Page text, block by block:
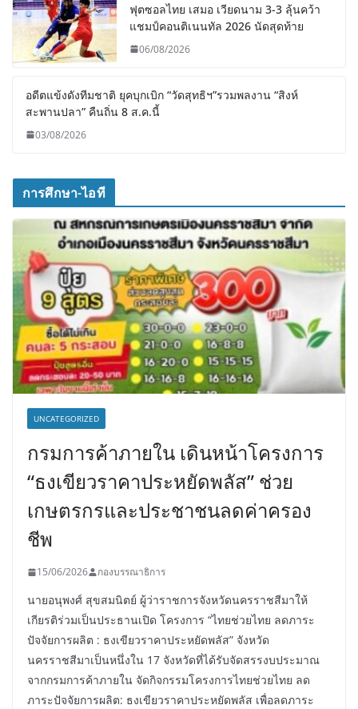
ฟุตซอลไทย เสมอ เวียดนาม 3-3 ลุ้นคว้า
แชมป์คอนติเนนทัล 2026 นัดสุดท้าย
06/08/2026
อดีตแข้งดังทีมชาติ ยุคบุกเบิก “วัดสุทธิฯ”รวมพลงาน “สิงห์
สะพานปลา” คืนถิ่น 8 ส.ค.นี้
03/08/2026
การศึกษา-ไอที
UNCATEGORIZED
กรมการค้าภายใน เดินหน้าโครงการ
“ธงเขียวราคาประหยัดพลัส” ช่วย
เกษตรกรและประชาชนลดค่าครอง
ชีพ
15/06/2026 กองบรรณาธิการ
นายอนุพงศ์ สุขสมนิตย์ ผู้ว่าราชการจังหวัดนครราชสีมาให้
เกียรติร่วมเป็นประธานเปิด โครงการ “ไทยช่วยไทย ลดภาระ
ปัจจัยการผลิต : ธงเขียวราคาประหยัดพลัส” จังหวัด
นครราชสีมาเป็นหนึ่งใน 17 จังหวัดที่ได้รับจัดสรรงบประมาณ
จากกรมการค้าภายใน จัดกิจกรรมโครงการไทยช่วยไทย ลด
ภาระปัจจัยการผลิต: ธงเขียวราคาประหยัดพลัส เพื่อลดภาระ